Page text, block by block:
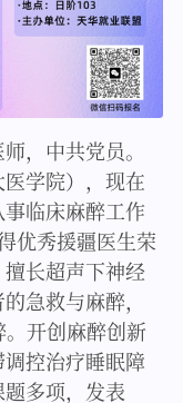
，中共党员。
学院），现在
临床麻醉工作
优秀援疆医生荣
长超声下神经
急救与麻醉，
开创麻醉创新
控治疗睡眠障
多项，发表